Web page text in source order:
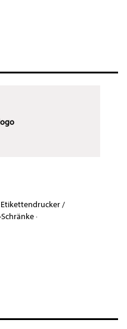
Etikettendrucker /
·